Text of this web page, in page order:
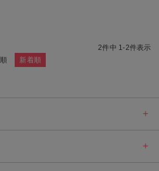
新着順
2件中 1-2件表示